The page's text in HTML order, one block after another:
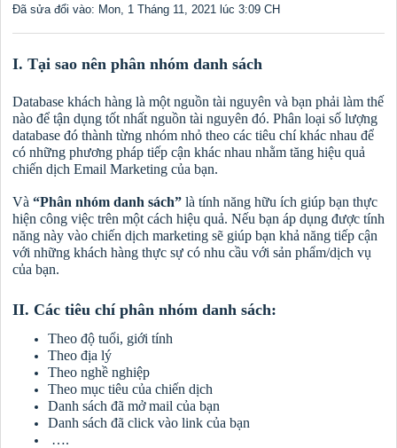
Đã sửa đổi vào: Mon, 1 Tháng 11, 2021 lúc 3:09 CH
I. Tại sao nên phân nhóm danh sách
Database khách hàng là một nguồn tài nguyên và bạn phải làm thế
nào để tận dụng tốt nhất nguồn tài nguyên đó. Phân loại số lượng
database đó thành từng nhóm nhỏ theo các tiêu chí khác nhau để
có những phương pháp tiếp cận khác nhau nhằm tăng hiệu quả
chiến dịch Email Marketing của bạn.
Và “Phân nhóm danh sách” là tính năng hữu ích giúp bạn thực
hiện công việc trên một cách hiệu quả. Nếu bạn áp dụng được tính
năng này vào chiến dịch marketing sẽ giúp bạn khả năng tiếp cận
với những khách hàng thực sự có nhu cầu với sản phẩm/dịch vụ
của bạn.
II. Các tiêu chí phân nhóm danh sách:
Theo độ tuổi, giới tính
Theo địa lý
Theo nghề nghiệp
Theo mục tiêu của chiến dịch
Danh sách đã mở mail của bạn
Danh sách đã click vào link của bạn
….